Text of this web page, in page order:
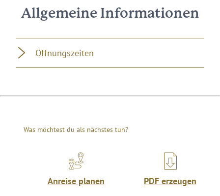
Allgemeine Informationen
Öffnungszeiten
Was möchtest du als nächstes tun?
Anreise planen PDF erzeugen